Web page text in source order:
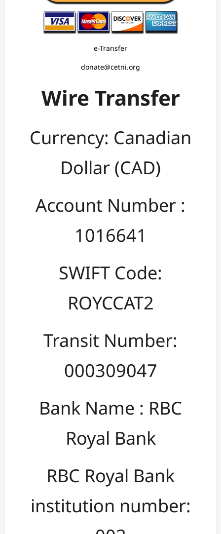
e-Transfer
donate@cetni.org
Wire Transfer
Currency: Canadian
Dollar (CAD)
Account Number :
1016641
SWIFT Code:
ROYCCAT2
Transit Number:
000309047
Bank Name : RBC
Royal Bank
RBC Royal Bank
institution number: